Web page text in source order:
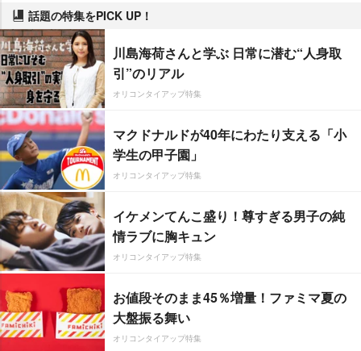
話題の特集をPICK UP！
川島海荷さんと学ぶ 日常に潜む“人身取
引”のリアル
オリコンタイアップ特集
マクドナルドが40年にわたり支える「小
学生の甲子園」
オリコンタイアップ特集
イケメンてんこ盛り！尊すぎる男子の純
情ラブに胸キュン
オリコンタイアップ特集
お値段そのまま45％増量！ファミマ夏の
大盤振る舞い
オリコンタイアップ特集